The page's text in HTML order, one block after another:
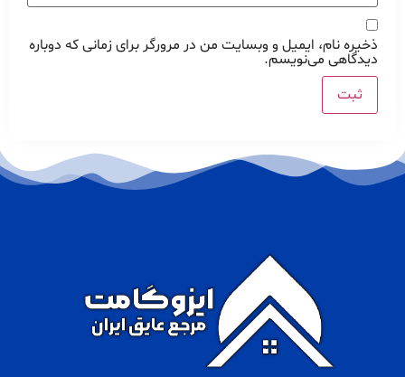
ذخیره نام، ایمیل و وبسایت من در مرورگر برای زمانی که دوباره
دیدگاهی می‌نویسم.